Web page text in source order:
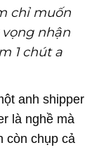
chỉ muốn
nhận
1 chút a
anh shipper
là nghề mà
còn chụp cả